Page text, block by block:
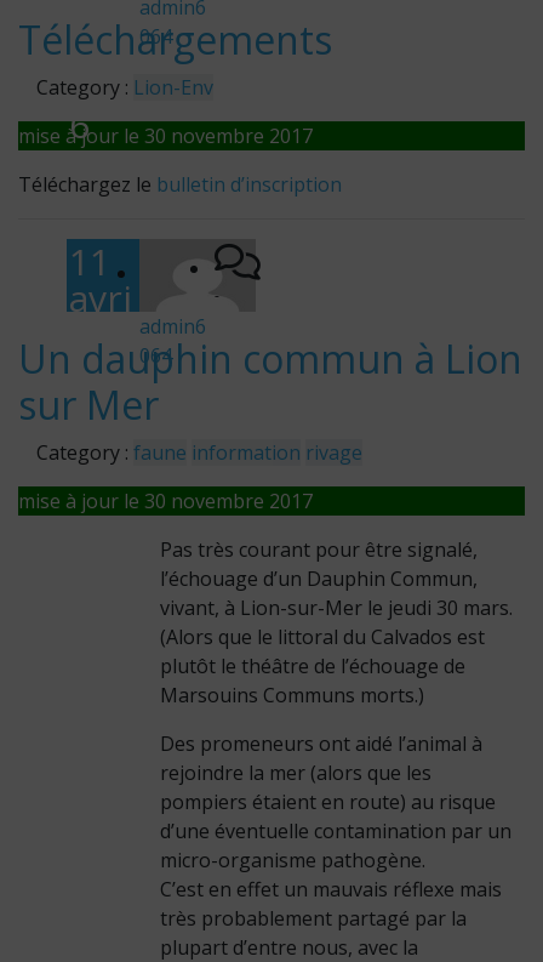
obr
e
201
6
admin6
064
Téléchargements
Category : Lion-Env
mise à jour le 30 novembre 2017
Téléchargez le bulletin d’inscription
11
avri
201
6
admin6
064
-
Un dauphin commun à Lion
sur Mer
Category : faune information rivage
mise à jour le 30 novembre 2017
Pas très courant pour être signalé,
l’échouage d’un Dauphin Commun,
vivant, à Lion-sur-Mer le jeudi 30 mars.
(Alors que le littoral du Calvados est
plutôt le théâtre de l’échouage de
Marsouins Communs morts.)
Des promeneurs ont aidé l’animal à
rejoindre la mer (alors que les
pompiers étaient en route) au risque
d’une éventuelle contamination par un
micro-organisme pathogène.
C’est en effet un mauvais réflexe mais
très probablement partagé par la
plupart d’entre nous, avec la